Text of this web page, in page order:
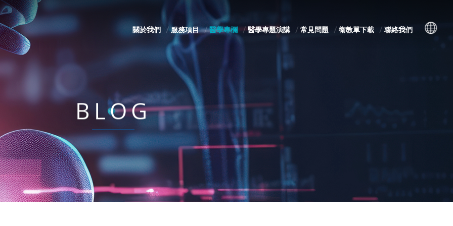
關於我們 服務項目 醫學專欄 醫學專題演講 常見問題 衛教單下載 聯絡我們
BLOG